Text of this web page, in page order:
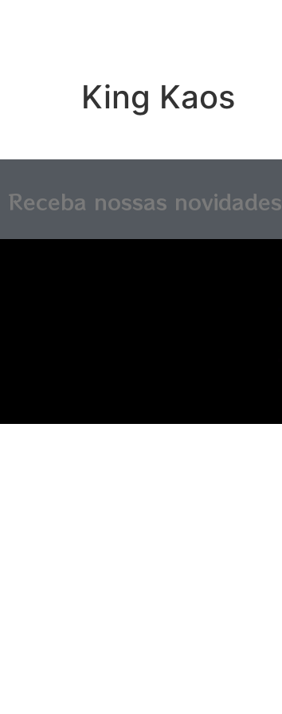
King Kaos
Receba nossas novidades